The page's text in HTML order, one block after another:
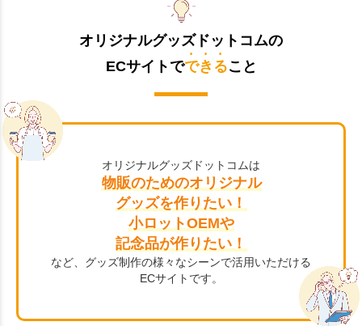
オリジナルグッズドットコムの
ECサイトでできること
オリジナルグッズドットコムは
物販のためのオリジナル
グッズを作りたい！
小ロットOEMや
記念品が作りたい！
など、グッズ制作の様々なシーンで活用いただける
ECサイトです。